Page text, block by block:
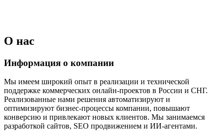
О нас
Информация о компании
Мы имеем широкий опыт в реализации и технической
поддержке коммерческих онлайн-проектов в России и СНГ.
Реализованные нами решения автоматизируют и
оптимизируют бизнес-процессы компании, повышают
конверсию и привлекают новых клиентов. Мы занимаемся
разработкой сайтов, SEO продвижением и ИИ-агентами.